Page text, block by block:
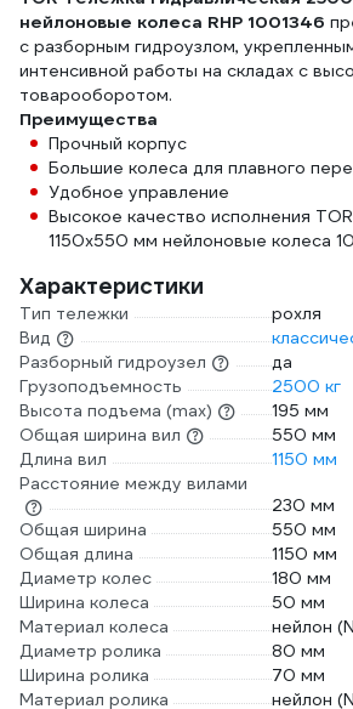
нейлоновые колеса RHP 1001346
с разборным гидроузлом,
интенсивной работы на складах с
товарооборотом.
Преимущества
Прочный корпус
Большие колеса для плавного
Удобное управление
Высокое качество исполнения
1150х550 мм нейлоновые колеса
Характеристики
Тип тележки
рохля
Вид
Разборный гидроузел
да
Грузоподъемность
2500 кг
Высота подъема (max)
195 мм
Общая ширина вил
550 мм
Длина вил
1150 мм
Расстояние между вилами
230 мм
Общая ширина
550 мм
Общая длина
1150 мм
Диаметр колес
180 мм
Ширина колеса
50 мм
Материал колеса
нейлон
Диаметр ролика
80 мм
Ширина ролика
70 мм
Материал ролика
нейлон